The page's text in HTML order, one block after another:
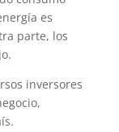
es
parte, los
inversores